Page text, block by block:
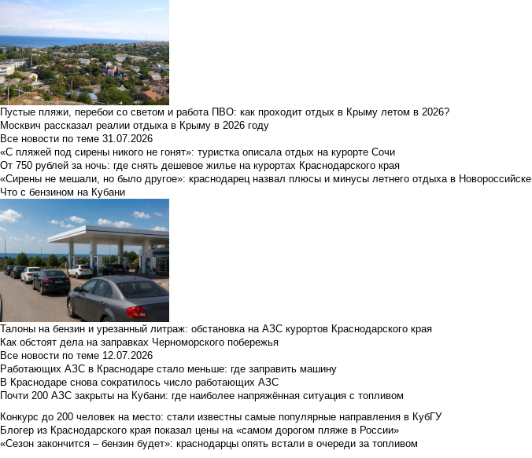
Пустые пляжи, перебои со светом и работа ПВО: как проходит отдых в Крыму летом в 2026?
Москвич рассказал реалии отдыха в Крыму в 2026 году
Все новости по теме 31.07.2026
«С пляжей под сирены никого не гонят»: туристка описала отдых на курорте Сочи
От 750 рублей за ночь: где снять дешевое жилье на курортах Краснодарского края
«Сирены не мешали, но было другое»: краснодарец назвал плюсы и минусы летнего отдыха в Новороссийске
Что с бензином на Кубани
Талоны на бензин и урезанный литраж: обстановка на АЗС курортов Краснодарского края
Как обстоят дела на заправках Черноморского побережья
Все новости по теме 12.07.2026
Работающих АЗС в Краснодаре стало меньше: где заправить машину
В Краснодаре снова сократилось число работающих АЗС
Почти 200 АЗС закрыты на Кубани: где наиболее напряжённая ситуация с топливом
Конкурс до 200 человек на место: стали известны самые популярные направления в КубГУ
Блогер из Краснодарского края показал цены на «самом дорогом пляже в России»
«Сезон закончится – бензин будет»: краснодарцы опять встали в очереди за топливом